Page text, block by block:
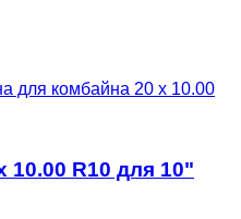
для комбайна 20 x 10.00
R10 для 10"